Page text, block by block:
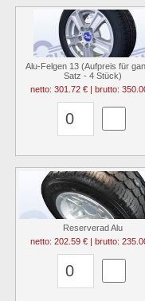
Alu-Felgen 13 (Aufpreis für
Satz - 4 Stück)
netto: 301.72 € | brutto:
Reserverad Alu
netto: 202.59 € | brutto: